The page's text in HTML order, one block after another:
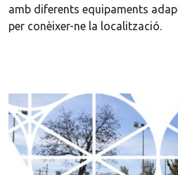
amb diferents equipaments
per conèixer-ne la localització.